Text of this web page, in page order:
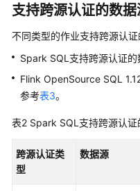
数
迁
移
配
置
读
外
支持跨源认证的数
不同类型的作业支持跨源认证
Spark SQL支持跨源认证
Flink OpenSource SQL
参考表3。
表2 Spark SQL支持跨源认证
跨源认证类
型
数据源